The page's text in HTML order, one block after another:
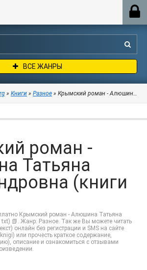
ВСЕ ЖАНРЫ
» Книги » Разное » Крымский роман - Алюшина
роман -
Татьяна
(книги
Крымский роман - Алюшина Татьяна
txt) 📗. Жанр: Разное. Так же Вы можете читать
онлайн без регистрации и SMS на сайте
или прочесть краткое содержание,
описание и ознакомиться с отзывами